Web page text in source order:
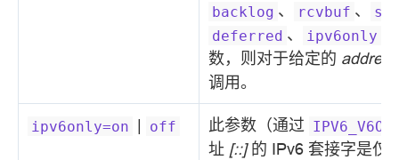
backlog 、 rcvbuf 、
deferred 、 ipv6only
数，则对于给定的
调用。
ipv6only=on | off 此参数（通过
址 [::]的 IPv6 套接字是仅